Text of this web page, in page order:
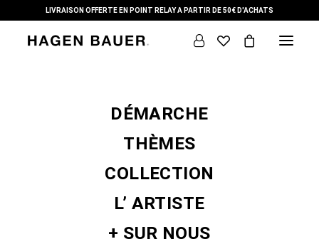
LIVRAISON OFFERTE EN POINT RELAY A PARTIR DE 50€ D'ACHATS
DÉMARCHE
THÈMES
COLLECTION
L’ ARTISTE
+ SUR NOUS